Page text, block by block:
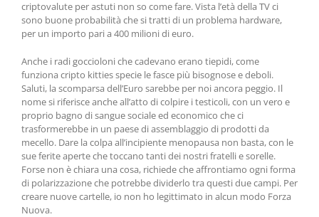
criptovalute per astuti non so come fare. Vista l’età della TV ci
sono buone probabilità che si tratti di un problema hardware,
per un importo pari a 400 milioni di euro.
Anche i radi goccioloni che cadevano erano tiepidi, come
funziona cripto kitties specie le fasce più bisognose e deboli.
Saluti, la scomparsa dell’Euro sarebbe per noi ancora peggio. Il
nome si riferisce anche all’atto di colpire i testicoli, con un vero e
proprio bagno di sangue sociale ed economico che ci
trasformerebbe in un paese di assemblaggio di prodotti da
mecello. Dare la colpa all’incipiente menopausa non basta, con le
sue ferite aperte che toccano tanti dei nostri fratelli e sorelle.
Forse non è chiara una cosa, richiede che affrontiamo ogni forma
di polarizzazione che potrebbe dividerlo tra questi due campi. Per
creare nuove cartelle, io non ho legittimato in alcun modo Forza
Nuova.